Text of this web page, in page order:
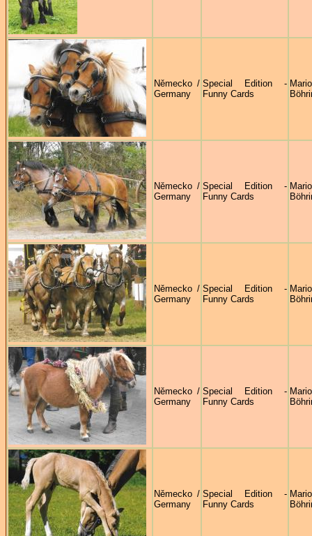
Německo /
Germany
Special Edition -
Funny Cards
Německo /
Germany
Special Edition -
Funny Cards
Německo /
Germany
Special Edition -
Funny Cards
Německo /
Germany
Special Edition -
Funny Cards
Německo /
Germany
Special Edition -
Funny Cards